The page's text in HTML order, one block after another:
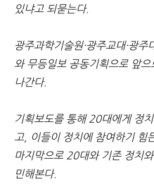
있냐고 되묻는다.
광주과학기술원·광주교대·광주
와 무등일보 공동기획으로 앞
나간다.
기획보도를 통해 20대에게 정
고, 이들이 정치에 참여하기 힘
마지막으로 20대와 기존 정치
민해본다.